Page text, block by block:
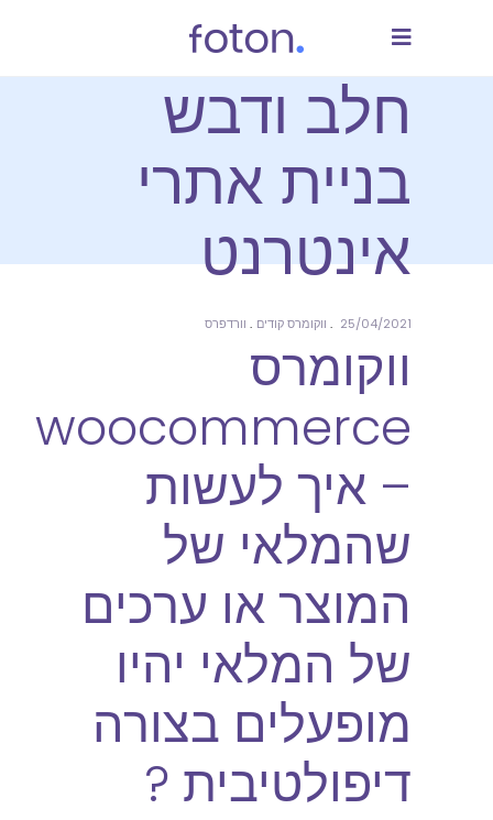
חלב ודבש
בניית אתרי
אינטרנט
25/04/2021 ווקומרס קודים וורדפרס
ווקומרס
woocommerce
– איך לעשות
שהמלאי של
המוצר או ערכים
של המלאי יהיו
מופעלים בצורה
דיפולטיבית ?